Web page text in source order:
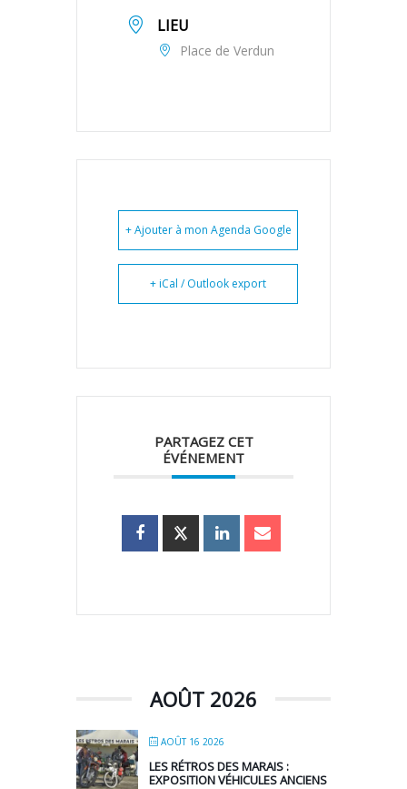
LIEU
Place de Verdun
+ Ajouter à mon Agenda Google
+ iCal / Outlook export
PARTAGEZ CET
ÉVÉNEMENT
AOÛT 2026
AOÛT 16 2026
LES RÉTROS DES MARAIS :
EXPOSITION VÉHICULES ANCIENS